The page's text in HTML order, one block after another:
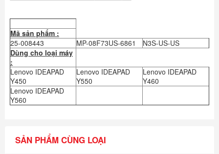
Mã sản phẩm :
25-008443
MP-08F73US-6861
N3S-US-US
Dùng cho loại máy
:
Lenovo IDEAPAD
Y450
Lenovo IDEAPAD
Y550
Lenovo IDEAPAD
Y460
Lenovo IDEAPAD
Y560
SẢN PHẨM CÙNG LOẠI